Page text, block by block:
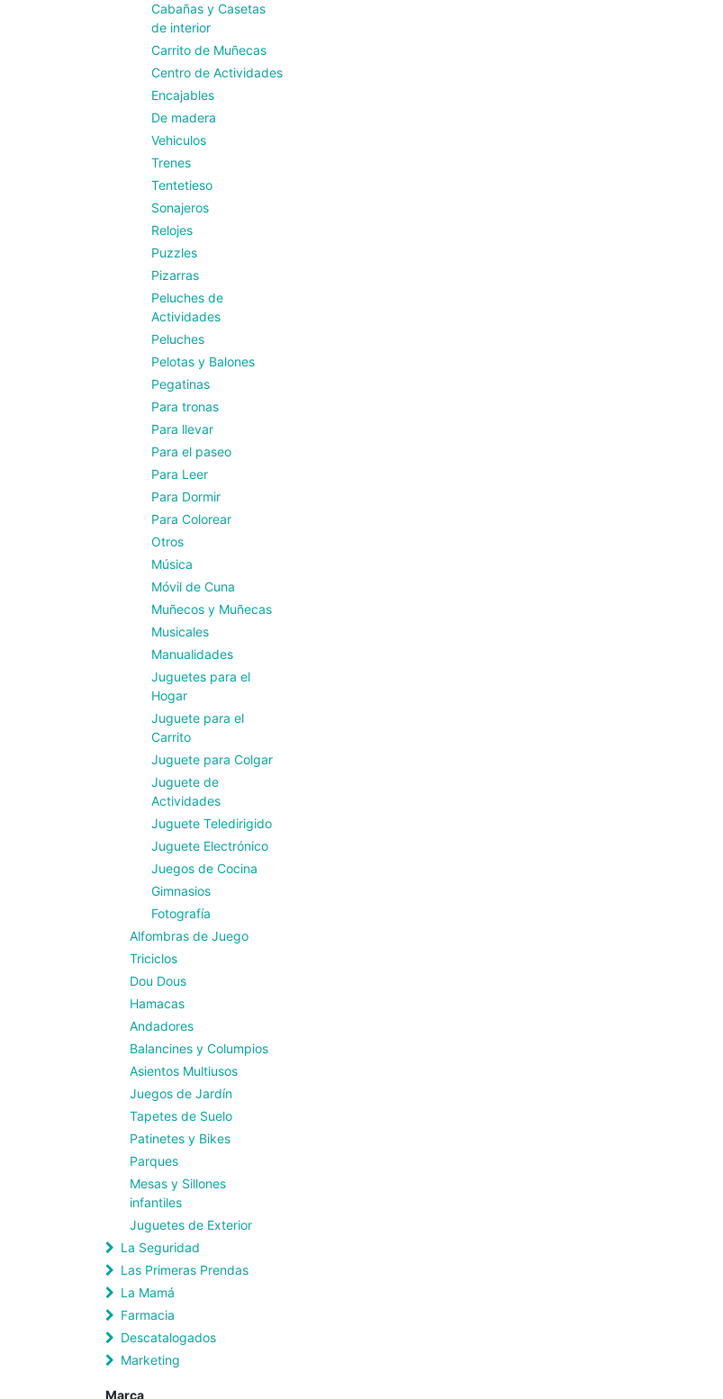
Cabañas y Casetas
de interior
Carrito de Muñecas
Centro de Actividades
Encajables
De madera
Vehiculos
Trenes
Tentetieso
Sonajeros
Relojes
Puzzles
Pizarras
Peluches de
Actividades
Peluches
Pelotas y Balones
Pegatinas
Para tronas
Para llevar
Para el paseo
Para Leer
Para Dormir
Para Colorear
Otros
Música
Móvil de Cuna
Muñecos y Muñecas
Musicales
Manualidades
Juguetes para el
Hogar
Juguete para el
Carrito
Juguete para Colgar
Juguete de
Actividades
Juguete Teledirigido
Juguete Electrónico
Juegos de Cocina
Gimnasios
Fotografía
Alfombras de Juego
Triciclos
Dou Dous
Hamacas
Andadores
Balancines y Columpios
Asientos Multiusos
Juegos de Jardín
Tapetes de Suelo
Patinetes y Bikes
Parques
Mesas y Sillones
infantiles
Juguetes de Exterior
La Seguridad
Las Primeras Prendas
La Mamá
Farmacia
Descatalogados
Marketing
Marca